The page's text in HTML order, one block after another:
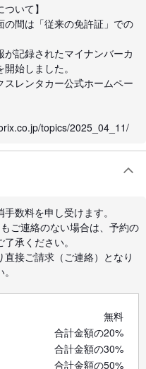
いて】
間は「従来の免許証」での
記録されたマイナンバーカ
始しました。
レンタカー公式ホームペー
topics/2025_04_11/
数料を申し受けます。
ご連絡のない場合は、予約の
承ください。
接ご請求（ご連絡）となり
無料
合計金額の20%
合計金額の30%
合計金額の50%